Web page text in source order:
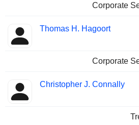
Corporate
Thomas H. Hagoort
Corporate
Christopher J. Connally